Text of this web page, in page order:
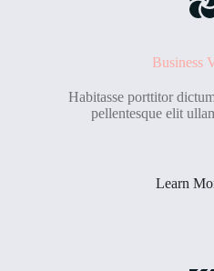
Business
Habitasse porttitor
pellentesque elit
Learn